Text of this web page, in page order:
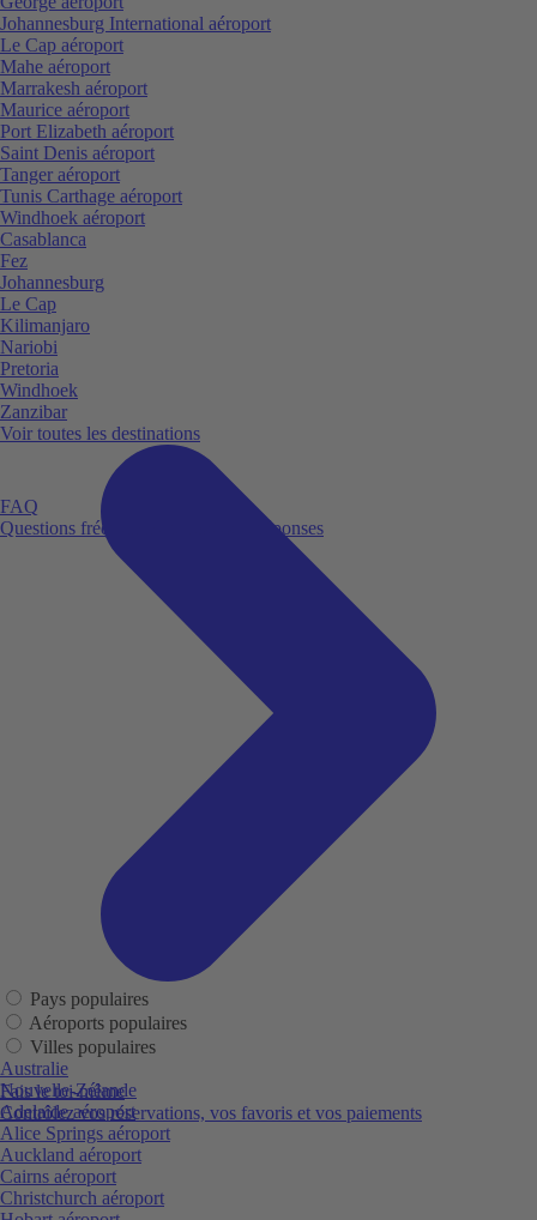
FAQ
Questions fréquemment posées et réponses
Fais le toi-même
Contrôlez vos réservations, vos favoris et vos paiements
Johannesburg International aéroport
Le Cap aéroport
Mahe aéroport
Marrakesh aéroport
Maurice aéroport
Port Elizabeth aéroport
Saint Denis aéroport
Tanger aéroport
Tunis Carthage aéroport
Windhoek aéroport
Casablanca
Fez
Johannesburg
Le Cap
Kilimanjaro
Nariobi
Pretoria
Windhoek
Zanzibar
Voir toutes les destinations
Pays populaires
Aéroports populaires
Villes populaires
Australie
Nouvelle-Zélande
Adelaide aéroport
Alice Springs aéroport
Auckland aéroport
Cairns aéroport
Christchurch aéroport